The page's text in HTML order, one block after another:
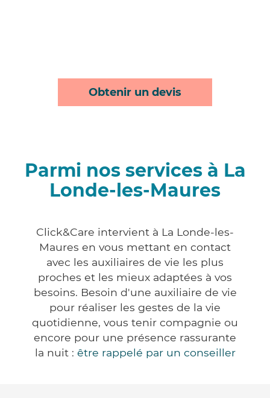
Obtenir un devis
Parmi nos services à La
Londe-les-Maures
Click&Care intervient à La Londe-les-
Maures en vous mettant en contact
avec les auxiliaires de vie les plus
proches et les mieux adaptées à vos
besoins. Besoin d'une auxiliaire de vie
pour réaliser les gestes de la vie
quotidienne, vous tenir compagnie ou
encore pour une présence rassurante
la nuit : être rappelé par un conseiller